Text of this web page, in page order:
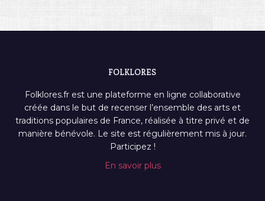
FOLKLORES
Folklores.fr est une plateforme en ligne collaborative
créée dans le but de recenser l’ensemble des arts et
traditions populaires de France, réalisée à titre privé et de
manière bénévole. Le site est régulièrement mis à jour.
Participez !
En savoir plus